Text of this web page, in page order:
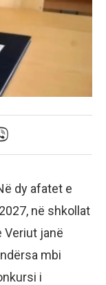
dy afatet e
në shkollat
Veriut janë
mbi
i